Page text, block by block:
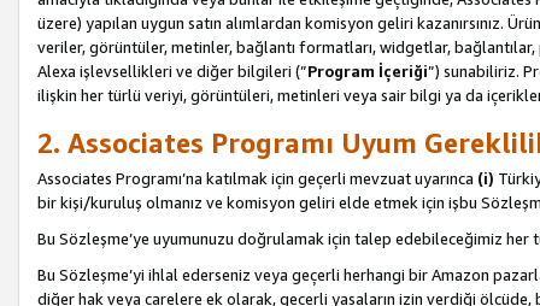
üzere) yapılan uygun satın alımlardan komisyon geliri kazanırsınız.
veriler, görüntüler, metinler, bağlantı formatları, widgetlar,
Alexa işlevsellikleri ve diğer bilgileri (”Program İçeriği”) sunabiliriz.
ilişkin her türlü veriyi, görüntüleri, metinleri veya sair bilgi ya da içerikleri
2. Associates Programı Uyum
Associates Programı’na katılmak için geçerli mevzuat uyarınca (i)
bir kişi/kuruluş olmanız ve komisyon geliri elde etmek için işbu
Bu Sözleşme’ye uyumunuzu doğrulamak için talep edebileceğimiz
Bu Sözleşme’yi ihlal ederseniz veya geçerli herhangi bir Amazon
diğer hak veya çarelere ek olarak, geçerli yasaların izin verdiği